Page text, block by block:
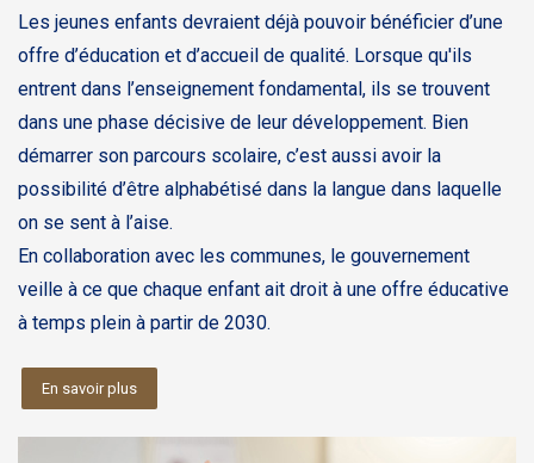
Les jeunes enfants devraient déjà pouvoir bénéficier d’une
offre d’éducation et d’accueil de qualité. Lorsque qu'ils
entrent dans l’enseignement fondamental, ils se trouvent
dans une phase décisive de leur développement. Bien
démarrer son parcours scolaire, c’est aussi avoir la
possibilité d’être alphabétisé dans la langue dans laquelle
on se sent à l’aise.
En collaboration avec les communes, le gouvernement
veille à ce que chaque enfant ait droit à une offre éducative
à temps plein à partir de 2030.
En savoir plus